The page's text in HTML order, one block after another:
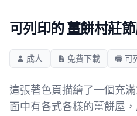
可列印的 薑餅村莊
成人 免費下載 可
這張著色頁描繪了一個充
面中有各式各樣的薑餅屋